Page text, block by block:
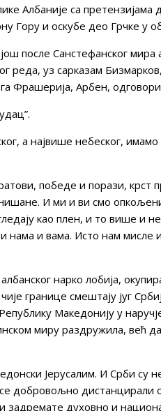
Албаније са претензијама
Гору и оскубе део Грчке у
после Санстефанског мира
реда, уз сарказам
Фрашерија, Арбен,
а највише небеског,
победе и порази, крст
нишане. И ми и ви смо
као плен, и то више и
и вама. Исто нам мисле
нарко лобија,
границе смештају југ
Македонију у
миру раздружила, већ
Јерусалим. И Срби су
добровољно дистанцирали
задремате духовно и